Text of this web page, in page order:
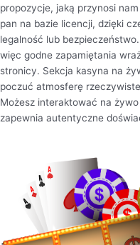
propozycje, jaką przynosi
pan na bazie licencji, dzięki
legalność lub
więc godne zapamiętania
stronicy. Sekcja kasyna na
poczuć atmosferę
Możesz interaktować na
zapewnia autentyczne